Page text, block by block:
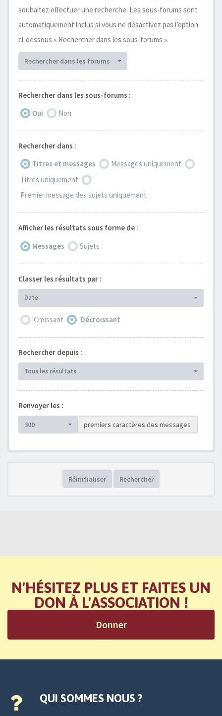
souhaitez effectuer une recherche. Les sous-forums sont
automatiquement inclus si vous ne désactivez pas l’option
ci-dessous « Rechercher dans les sous-forums ».
Rechercher dans les forums
Rechercher dans les sous-forums :
Oui
Non
Rechercher dans :
Titres et messages
Messages uniquement
Titres uniquement
Premier message des sujets uniquement
Afficher les résultats sous forme de :
Messages
Sujets
Classer les résultats par :
Date
Croissant Décroissant
Rechercher depuis :
Tous les résultats
Renvoyer les :
300 premiers caractères des messages
Réinitialiser Rechercher
N'HÉSITEZ PLUS ET FAITES UN
DON À L'ASSOCIATION !
Donner
QUI SOMMES NOUS ?